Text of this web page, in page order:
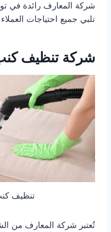
شركة المعارف رائدة في
تلبي جميع احتياجات
شركة تنظيف
تنظيف
تُعتبر شركة المعارف من